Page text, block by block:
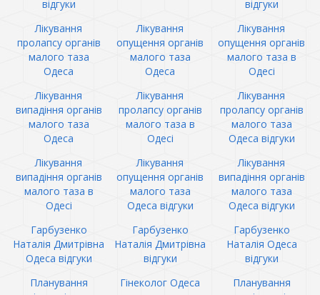
відгуки
відгуки
Лікування
пролапсу органів
малого таза
Одеса
Лікування
опущення органів
малого таза
Одеса
Лікування
опущення органів
малого таза в
Одесі
Лікування
випадіння органів
малого таза
Одеса
Лікування
пролапсу органів
малого таза в
Одесі
Лікування
пролапсу органів
малого таза
Одеса відгуки
Лікування
випадіння органів
малого таза в
Одесі
Лікування
опущення органів
малого таза
Одеса відгуки
Лікування
випадіння органів
малого таза
Одеса відгуки
Гарбузенко
Наталія Дмитрівна
Одеса відгуки
Гарбузенко
Наталія Дмитрівна
відгуки
Гарбузенко
Наталія Одеса
відгуки
Планування
Гінеколог Одеса
Планування